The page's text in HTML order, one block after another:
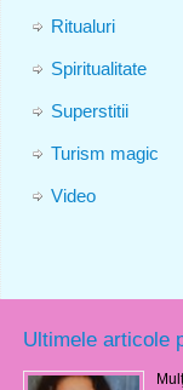
Ritualuri
Spiritualitate
Superstitii
Turism magic
Video
Ultimele articole